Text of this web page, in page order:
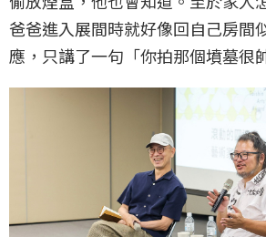
爸爸進入展間時就好像回自己房間
應，只講了一句「你拍那個墳墓很